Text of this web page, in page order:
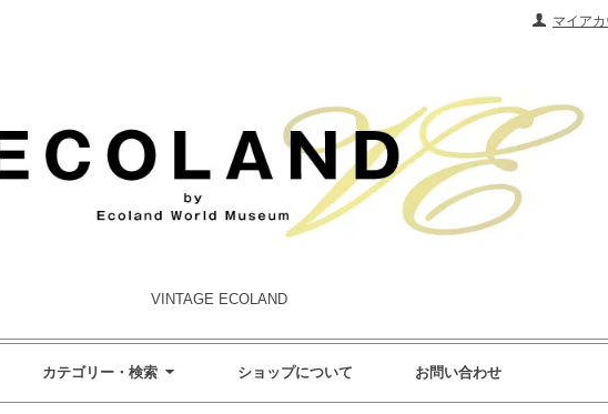
マイアカ
VINTAGE ECOLAND
カテゴリー・検索 ショップについて お問い合わせ